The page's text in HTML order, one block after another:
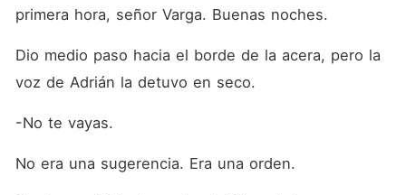
primera hora, señor Varga. Buenas noches.
Dio medio paso hacia el borde de la acera, pero la
voz de Adrián la detuvo en seco.
-No te vayas.
No era una sugerencia. Era una orden.